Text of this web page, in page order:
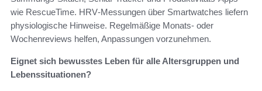
wie RescueTime. HRV‑Messungen über Smartwatches liefern
physiologische Hinweise. Regelmäßige Monats‑ oder
Wochenreviews helfen, Anpassungen vorzunehmen.
Eignet sich bewusstes Leben für alle Altersgruppen und
Lebenssituationen?